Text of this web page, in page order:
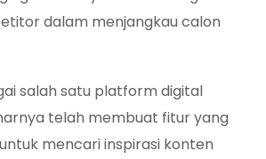
dalam menjangkau calon
salah satu platform digital
telah membuat fitur yang
mencari inspirasi konten